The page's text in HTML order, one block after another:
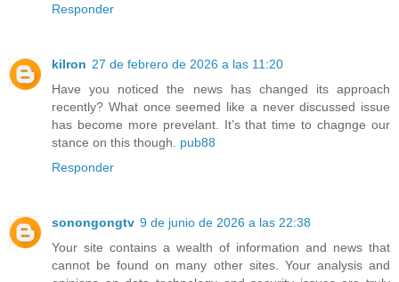
Responder
kilron 27 de febrero de 2026 a las 11:20
Have you noticed the news has changed its approach
recently? What once seemed like a never discussed issue
has become more prevelant. It’s that time to chagnge our
stance on this though. pub88
Responder
sonongongtv 9 de junio de 2026 a las 22:38
Your site contains a wealth of information and news that
cannot be found on many other sites. Your analysis and